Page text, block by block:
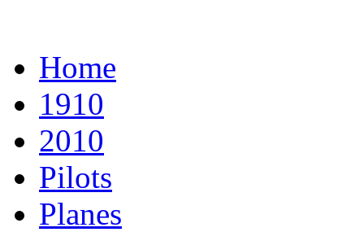
Home
1910
2010
Pilots
Planes